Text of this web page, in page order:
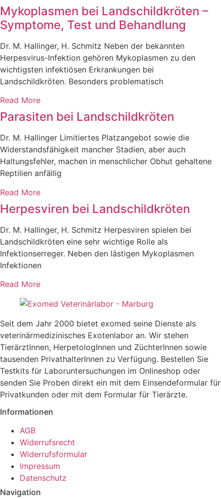
Mykoplasmen bei Landschildkröten –
Symptome, Test und Behandlung
Dr. M. Hallinger, H. Schmitz Neben der bekannten
Herpesvirus-Infektion gehören Mykoplasmen zu den
wichtigsten infektiösen Erkrankungen bei
Landschildkröten. Besonders problematisch
Read More
Parasiten bei Landschildkröten
Dr. M. Hallinger Limitiertes Platzangebot sowie die
Widerstandsfähigkeit mancher Stadien, aber auch
Haltungsfehler, machen in menschlicher Obhut gehaltene
Reptilien anfällig
Read More
Herpesviren bei Landschildkröten
Dr. M. Hallinger, H. Schmitz Herpesviren spielen bei
Landschildkröten eine sehr wichtige Rolle als
Infektionserreger. Neben den lästigen Mykoplasmen
Infektionen
Read More
Seit dem Jahr 2000 bietet exomed seine Dienste als
veterinärmedizinisches Exotenlabor an. Wir stehen
TierärztInnen, HerpetologInnen und ZüchterInnen sowie
tausenden PrivathalterInnen zu Verfügung. Bestellen Sie
Testkits für Laboruntersuchungen im Onlineshop oder
senden Sie Proben direkt ein mit dem Einsendeformular für
Privatkunden oder mit dem Formular für Tierärzte.
Informationen
AGB
Widerrufsrecht
Widerrufsformular
Impressum
Datenschutz
Navigation